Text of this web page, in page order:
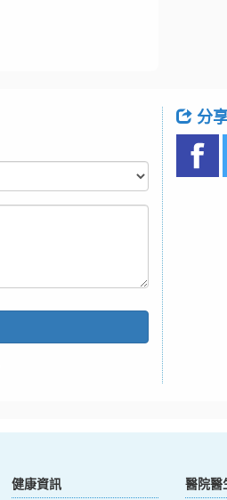
分
健康資訊 醫院醫